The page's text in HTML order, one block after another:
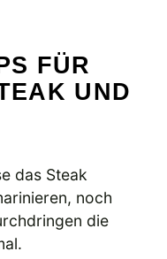
FÜR
UND
das Steak
noch
die